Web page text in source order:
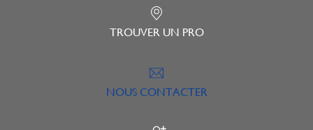
TROUVER UN PRO
NOUS CONTACTER